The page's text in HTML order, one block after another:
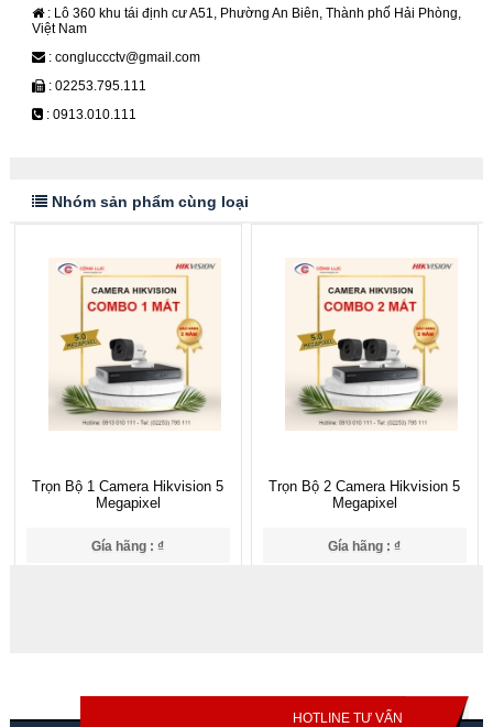
: Lô 360 khu tái định cư A51, Phường An Biên, Thành phố Hải Phòng,
Việt Nam
: congluccctv@gmail.com
: 02253.795.111
: 0913.010.111
Nhóm sản phẩm cùng loại
Trọn Bộ 1 Camera Hikvision 5
Megapixel
Gía hãng : ₫
Trọn Bộ 2 Camera Hikvision 5
Megapixel
Gía hãng : ₫
HOTLINE TƯ VẤN